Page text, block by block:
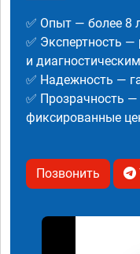
✅ Опыт — более 8
✅ Экспертность
и
✅ Надежность —
✅ Прозрачность
фиксированные
Позвонить